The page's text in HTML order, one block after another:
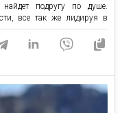
подругу по душе.
все так же лидируя в
альтернативных серий, о
малышки, спрятанные